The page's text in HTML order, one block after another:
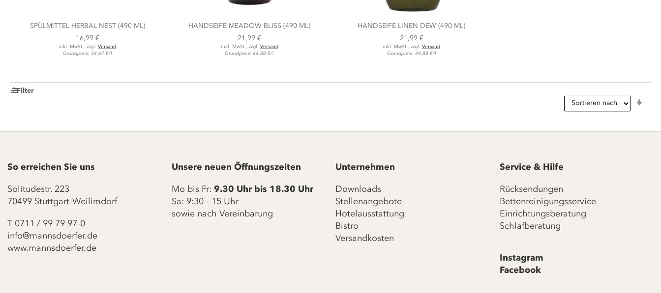
SPÜLMITTEL HERBAL NEST (490 ML)
16,99 €
inkl. MwSt., zzgl.Versand
Grundpreis: 34,67 €/l
HANDSEIFE MEADOW BLISS (490 ML)
21,99 €
inkl. MwSt., zzgl. Versand
Grundpreis: 44,88 €/l
HANDSEIFE LINEN DEW (490 ML)
21,99 €
inkl. MwSt., zzgl.Versand
Grundpreis: 44,88 €/l
Filter
So erreichen Sie uns
Solitudestr. 223
70499 Stuttgart-Weilimdorf
T 0711 / 99 79 97-0
info@mannsdoerfer.de
www.mannsdoerfer.de
Unsere neuen Öffnungszeiten
Mo bis Fr: 9.30 Uhr bis 18.30 Uhr
Sa: 9:30 - 15 Uhr
sowie nach Vereinbarung
Unternehmen
Downloads
Stellenangebote
Hotelausstattung
Bistro
Versandkosten
Service & Hilfe
Rücksendungen
Bettenreinigungsservice
Einrichtungsberatung
Schlafberatung
Instagram
Facebook